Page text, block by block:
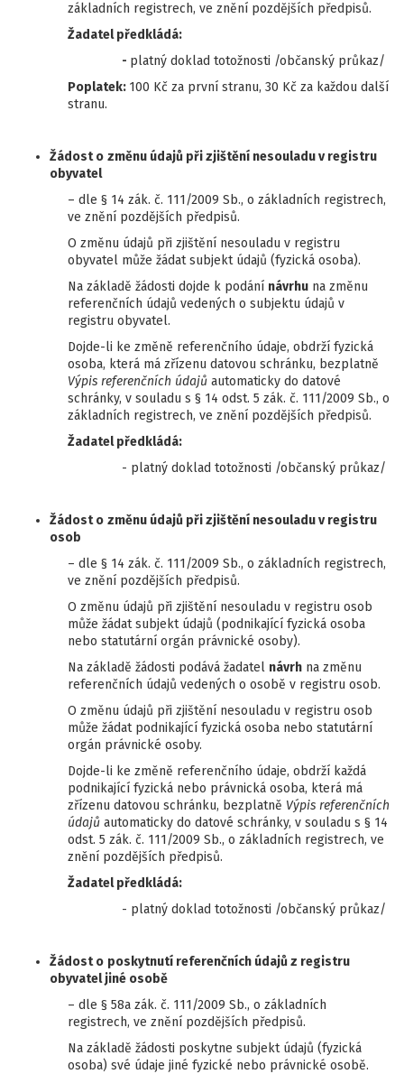
základních registrech, ve znění pozdějších předpisů.
Žadatel předkládá:
- platný doklad totožnosti /občanský průkaz/
Poplatek: 100 Kč za první stranu, 30 Kč za každou další
stranu.
Žádost o změnu údajů při zjištění nesouladu v registru
obyvatel
– dle § 14 zák. č. 111/2009 Sb., o základních registrech,
ve znění pozdějších předpisů.
O změnu údajů při zjištění nesouladu v registru
obyvatel může žádat subjekt údajů (fyzická osoba).
Na základě žádosti dojde k podání návrhu na změnu
referenčních údajů vedených o subjektu údajů v
registru obyvatel.
Dojde-li ke změně referenčního údaje, obdrží fyzická
osoba, která má zřízenu datovou schránku, bezplatně
Výpis referenčních údajů automaticky do datové
schránky, v souladu s § 14 odst. 5 zák. č. 111/2009 Sb., o
základních registrech, ve znění pozdějších předpisů.
Žadatel předkládá:
- platný doklad totožnosti /občanský průkaz/
Žádost o změnu údajů při zjištění nesouladu v registru
osob
– dle § 14 zák. č. 111/2009 Sb., o základních registrech,
ve znění pozdějších předpisů.
O změnu údajů při zjištění nesouladu v registru osob
může žádat subjekt údajů (podnikající fyzická osoba
nebo statutární orgán právnické osoby).
Na základě žádosti podává žadatel návrh na změnu
referenčních údajů vedených o osobě v registru osob.
O změnu údajů při zjištění nesouladu v registru osob
může žádat podnikající fyzická osoba nebo statutární
orgán právnické osoby.
Dojde-li ke změně referenčního údaje, obdrží každá
podnikající fyzická nebo právnická osoba, která má
zřízenu datovou schránku, bezplatně Výpis referenčních
údajů automaticky do datové schránky, v souladu s § 14
odst. 5 zák. č. 111/2009 Sb., o základních registrech, ve
znění pozdějších předpisů.
Žadatel předkládá:
- platný doklad totožnosti /občanský průkaz/
Žádost o poskytnutí referenčních údajů z registru
obyvatel jiné osobě
– dle § 58a zák. č. 111/2009 Sb., o základních
registrech, ve znění pozdějších předpisů.
Na základě žádosti poskytne subjekt údajů (fyzická
osoba) své údaje jiné fyzické nebo právnické osobě.